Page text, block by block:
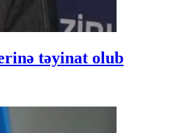
təyinat olub